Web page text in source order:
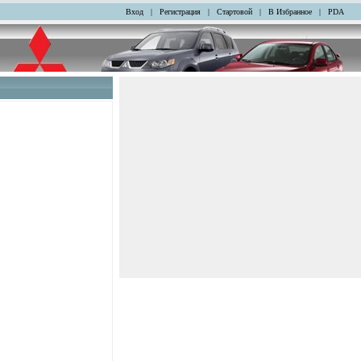
Вход | Регистрация | Стартовой | В Избранное | PDA